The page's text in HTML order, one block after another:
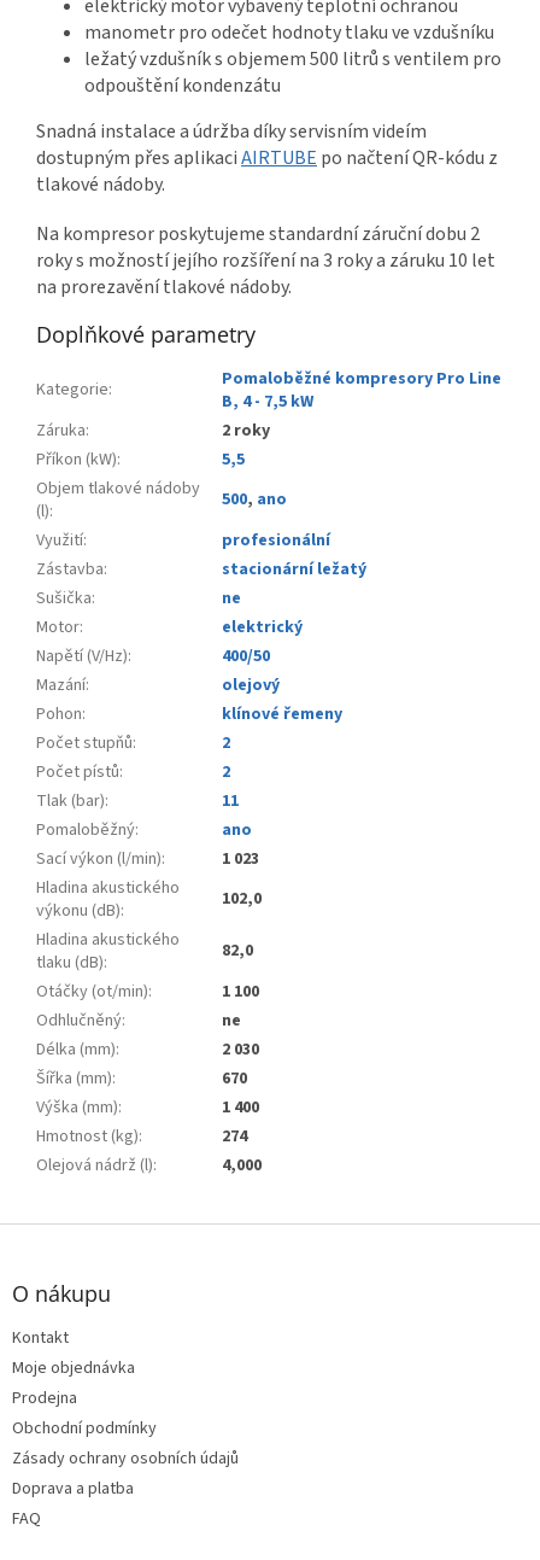
elektrický motor vybavený teplotní ochranou
manometr pro odečet hodnoty tlaku ve vzdušníku
ležatý vzdušník s objemem 500 litrů s ventilem pro
odpouštění kondenzátu
Snadná instalace a údržba díky servisním videím
dostupným přes aplikaciAIRTUBE po načtení QR-kódu z
tlakové nádoby.
Na kompresor poskytujeme standardní záruční dobu 2
roky s možností jejího rozšíření na 3 roky a záruku 10 let
na prorezavění tlakové nádoby.
Doplňkové parametry
Kategorie:
Pomaloběžné kompresory Pro Line
B, 4 - 7,5 kW
Záruka:
2 roky
Příkon (kW):
5,5
Objem tlakové nádoby
(l): 500, ano
Využití:
profesionální
Zástavba:
stacionární ležatý
Sušička:
ne
Motor:
elektrický
Napětí (V/Hz):
400/50
Mazání:
olejový
Pohon:
klínové řemeny
Počet stupňů:
2
Počet pístů:
2
Tlak (bar):
11
Pomaloběžný:
ano
Sací výkon (l/min):
1 023
Hladina akustického
výkonu (dB):
102,0
Hladina akustického
tlaku (dB):
82,0
Otáčky (ot/min):
1 100
Odhlučněný:
ne
Délka (mm):
2 030
Šířka (mm):
670
Výška (mm):
1 400
Hmotnost (kg):
274
Olejová nádrž (l): 4,000
Z
O nákupu
Kontakt
Moje objednávka
Prodejna
Obchodní podmínky
Zásady ochrany osobních údajů
Doprava a platba
FAQ